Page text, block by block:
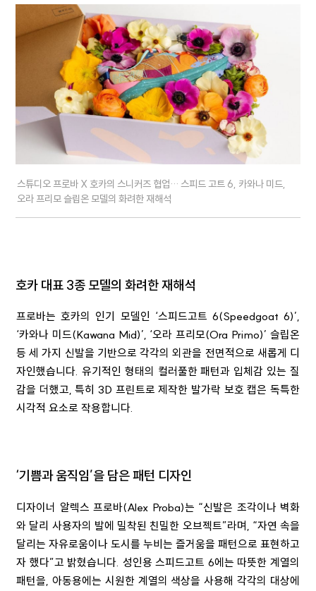
스튜디오 프로바 X 호카의 스니커즈 협업… 스피드 고트 6, 카와나 미드,
오라 프리모 슬립온 모델의 화려한 재해석
호카 대표 3종 모델의 화려한 재해석
프로바는 호카의 인기 모델인 ‘스피드고트 6(Speedgoat 6)’,
‘카와나 미드(Kawana Mid)’, ‘오라 프리모(Ora Primo)’ 슬립온
등 세 가지 신발을 기반으로 각각의 외관을 전면적으로 새롭게 디
자인했습니다. 유기적인 형태의 컬러풀한 패턴과 입체감 있는 질
감을 더했고, 특히 3D 프린트로 제작한 발가락 보호 캡은 독특한
시각적 요소로 작용합니다.
‘기쁨과 움직임’을 담은 패턴 디자인
디자이너 알렉스 프로바(Alex Proba)는 “신발은 조각이나 벽화
와 달리 사용자의 발에 밀착된 친밀한 오브젝트”라며, “자연 속을
달리는 자유로움이나 도시를 누비는 즐거움을 패턴으로 표현하고
자 했다”고 밝혔습니다. 성인용 스피드고트 6에는 따뜻한 계열의
패턴을, 아동용에는 시원한 계열의 색상을 사용해 각각의 대상에